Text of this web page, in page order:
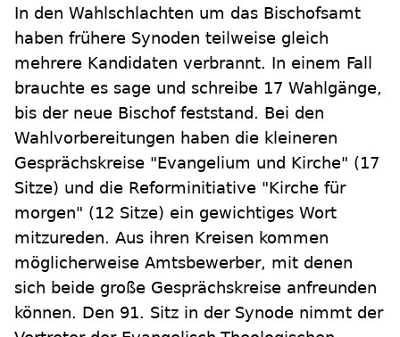
In den Wahlschlachten um das Bischofsamt
haben frühere Synoden teilweise gleich
mehrere Kandidaten verbrannt. In einem Fall
brauchte es sage und schreibe 17 Wahlgänge,
bis der neue Bischof feststand. Bei den
Wahlvorbereitungen haben die kleineren
Gesprächskreise "Evangelium und Kirche" (17
Sitze) und die Reforminitiative "Kirche für
morgen" (12 Sitze) ein gewichtiges Wort
mitzureden. Aus ihren Kreisen kommen
möglicherweise Amtsbewerber, mit denen
sich beide große Gesprächskreise anfreunden
können. Den 91. Sitz in der Synode nimmt der